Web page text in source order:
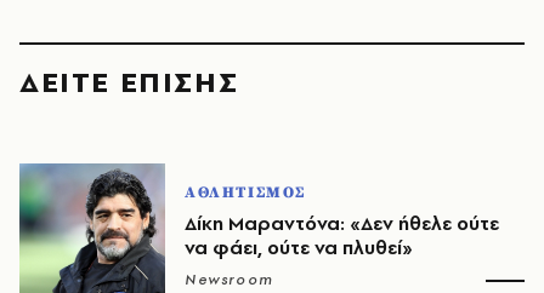
ΔΕΙΤΕ ΕΠΙΣΗΣ
ΑΘΛΗΤΙΣΜΟΣ
Δίκη Μαραντόνα: «Δεν ήθελε ούτε
να φάει, ούτε να πλυθεί»
Newsroom